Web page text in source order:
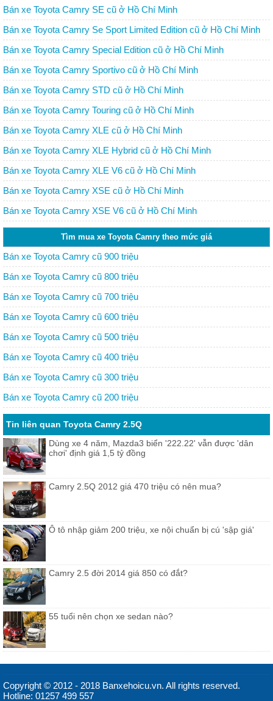
Bán xe Toyota Camry SE cũ ở Hồ Chí Minh
Bán xe Toyota Camry Se Sport Limited Edition cũ ở Hồ Chí Minh
Bán xe Toyota Camry Special Edition cũ ở Hồ Chí Minh
Bán xe Toyota Camry Sportivo cũ ở Hồ Chí Minh
Bán xe Toyota Camry STD cũ ở Hồ Chí Minh
Bán xe Toyota Camry Touring cũ ở Hồ Chí Minh
Bán xe Toyota Camry XLE cũ ở Hồ Chí Minh
Bán xe Toyota Camry XLE Hybrid cũ ở Hồ Chí Minh
Bán xe Toyota Camry XLE V6 cũ ở Hồ Chí Minh
Bán xe Toyota Camry XSE cũ ở Hồ Chí Minh
Bán xe Toyota Camry XSE V6 cũ ở Hồ Chí Minh
Tìm mua xe Toyota Camry theo mức giá
Bán xe Toyota Camry cũ 900 triệu
Bán xe Toyota Camry cũ 800 triệu
Bán xe Toyota Camry cũ 700 triệu
Bán xe Toyota Camry cũ 600 triệu
Bán xe Toyota Camry cũ 500 triệu
Bán xe Toyota Camry cũ 400 triệu
Bán xe Toyota Camry cũ 300 triệu
Bán xe Toyota Camry cũ 200 triệu
Tin liên quan Toyota Camry 2.5Q
Dùng xe 4 năm, Mazda3 biển '222.22' vẫn được 'dân
chơi' định giá 1,5 tỷ đồng
Camry 2.5Q 2012 giá 470 triệu có nên mua?
Ô tô nhập giảm 200 triệu, xe nội chuẩn bị cú 'sập giá'
Camry 2.5 đời 2014 giá 850 có đắt?
55 tuổi nên chọn xe sedan nào?
Copyright © 2012 - 2018 Banxehoicu.vn. All rights reserved.
Hotline: 01257 499 557